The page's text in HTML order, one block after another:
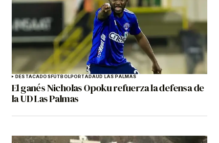
DESTACADOSFÚTBOLPORTADAUD LAS PALMAS
El ganés Nicholas Opoku refuerza la defensa de
la UD Las Palmas